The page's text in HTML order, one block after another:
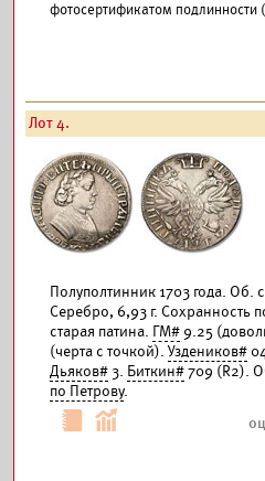
фотосертификатом подлинности
Лот 4.
Полуполтинник 1703 года. Об.
Серебро, 6,93 г. Сохранность
старая патина. ГМ# 9.25
(черта с точкой). Уздеников#
Дьяков#3. Биткин#709 (R2).
по Петрову.